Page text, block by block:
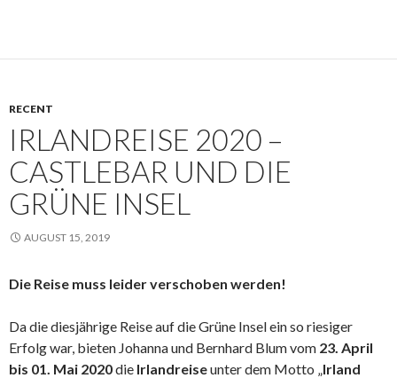
RECENT
IRLANDREISE 2020 –
CASTLEBAR UND DIE
GRÜNE INSEL
AUGUST 15, 2019
Die Reise muss leider verschoben werden!
Da die diesjährige Reise auf die Grüne Insel ein so riesiger
Erfolg war, bieten Johanna und Bernhard Blum vom 23. April
bis 01. Mai 2020die Irlandreiseunter dem Motto „Irland